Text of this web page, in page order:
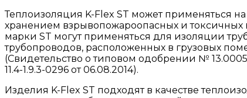
Теплоизоляция K-Flex ST может применяться
хранением взрывопожароопасных и
марки ST могут применяться для изоляции
трубопроводов, расположенных в грузовых
(Свидетельство о типовом одобрении №
11.4-1.9.3-0296 от 06.08.2014).
Изделия K-Flex ST подходят в качестве